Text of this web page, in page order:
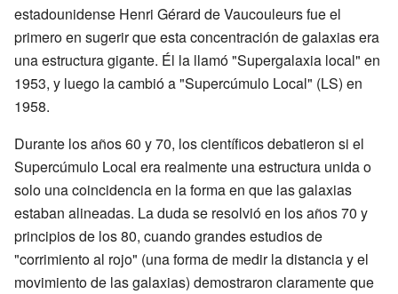
estadounidense Henri Gérard de Vaucouleurs fue el
primero en sugerir que esta concentración de galaxias era
una estructura gigante. Él la llamó "Supergalaxia local" en
1953, y luego la cambió a "Supercúmulo Local" (LS) en
1958.
Durante los años 60 y 70, los científicos debatieron si el
Supercúmulo Local era realmente una estructura unida o
solo una coincidencia en la forma en que las galaxias
estaban alineadas. La duda se resolvió en los años 70 y
principios de los 80, cuando grandes estudios de
"corrimiento al rojo" (una forma de medir la distancia y el
movimiento de las galaxias) demostraron claramente que